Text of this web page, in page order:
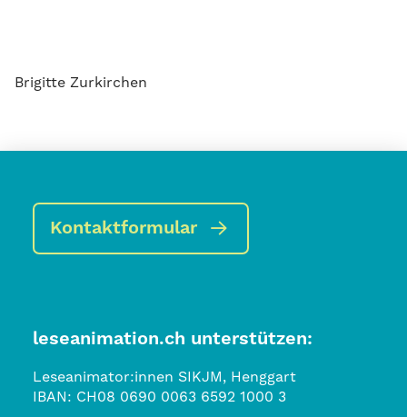
Brigitte Zurkirchen
Kontaktformular
leseanimation.ch unterstützen:
Leseanimator:innen SIKJM, Henggart
IBAN: CH08 0690 0063 6592 1000 3